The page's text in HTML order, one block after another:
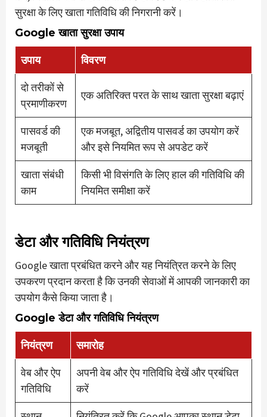
सुरक्षा के लिए खाता गतिविधि की निगरानी करें।
Google खाता सुरक्षा उपाय
उपाय
विवरण
दो तरीकों से
प्रमाणीकरण
एक अतिरिक्त परत के साथ खाता सुरक्षा बढ़ाएं
पासवर्ड की
मजबूती
एक मजबूत, अद्वितीय पासवर्ड का उपयोग करें
और इसे नियमित रूप से अपडेट करें
खाता संबंधी
काम
किसी भी विसंगति के लिए हाल की गतिविधि की
नियमित समीक्षा करें
डेटा और गतिविधि नियंत्रण
Google खाता प्रबंधित करने और यह नियंत्रित करने के लिए
उपकरण प्रदान करता है कि उनकी सेवाओं में आपकी जानकारी का
उपयोग कैसे किया जाता है।
Google डेटा और गतिविधि नियंत्रण
नियंत्रण
समारोह
वेब और ऐप
गतिविधि
अपनी वेब और ऐप गतिविधि देखें और प्रबंधित
करें